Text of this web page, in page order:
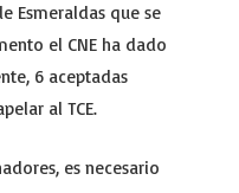
Esmeraldas que se
el CNE ha dado
6 aceptadas
al TCE.
es necesario